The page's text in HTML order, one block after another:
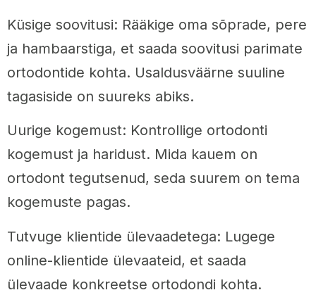
Küsige soovitusi: Rääkige oma sõprade, pere
ja hambaarstiga, et saada soovitusi parimate
ortodontide kohta. Usaldusväärne suuline
tagasiside on suureks abiks.
Uurige kogemust: Kontrollige ortodonti
kogemust ja haridust. Mida kauem on
ortodont tegutsenud, seda suurem on tema
kogemuste pagas.
Tutvuge klientide ülevaadetega: Lugege
online-klientide ülevaateid, et saada
ülevaade konkreetse ortodondi kohta.